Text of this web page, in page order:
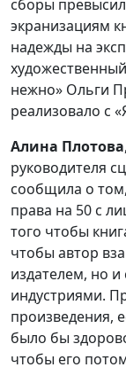
сборы
экранизациям
надежды на
нежно» Ольги
реализовало с
Алина Плотова
руководителя
сообщила о
права на 50 с
того чтобы
чтобы автор
издателем, но
индустриями.
произведения,
было бы
чтобы его